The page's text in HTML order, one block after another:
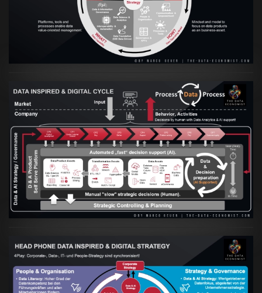
VIEW
Artikel:Prozesse und Daten müssen Hand
in Hand gehen
VIEW